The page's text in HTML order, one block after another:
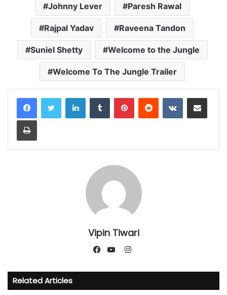
Johnny Lever Paresh Rawal
Rajpal Yadav Raveena Tandon
Suniel Shetty Welcome to the Jungle
Welcome To The Jungle Trailer
LinkedInTumblr PinterestReddit VKontakteShare via Email
Print
Vipin Tiwari
Instagram
Related Articles